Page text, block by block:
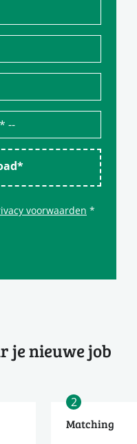
*
voorwaarden *
je nieuwe job
2
Matching